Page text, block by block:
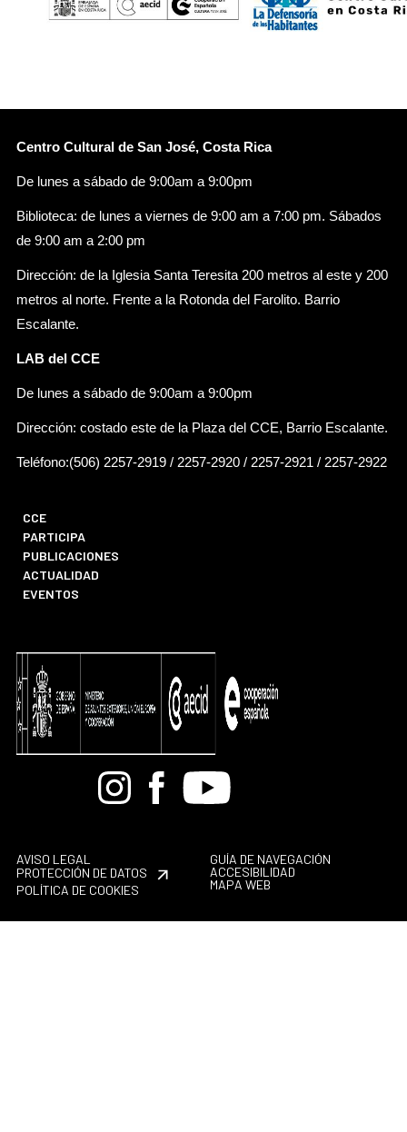
Centro Cultural de San José, Costa Rica
De lunes a sábado de 9:00am a 9:00pm
Biblioteca: de lunes a viernes de 9:00 am a 7:00 pm. Sábados
de 9:00 am a 2:00 pm
Dirección: de la Iglesia Santa Teresita 200 metros al este y 200
metros al norte. Frente a la Rotonda del Farolito. Barrio
Escalante.
LAB del CCE
De lunes a sábado de 9:00am a 9:00pm
Dirección: costado este de la Plaza del CCE, Barrio Escalante.
Teléfono:(506) 2257-2919 / 2257-2920 / 2257-2921 / 2257-2922
CCE
PARTICIPA
PUBLICACIONES
ACTUALIDAD
EVENTOS
BandcampInstagramFacebook
Youtube
AVISO LEGAL
PROTECCIÓN DE DATOS
POLÍTICA DE COOKIES
GUÍA DE NAVEGACIÓN
ACCESIBILIDAD
MAPA WEB